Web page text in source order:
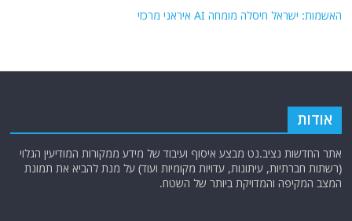
האשמות: ישראל חיסלה מומחה AI איראני מרכזי
אודות
אתר החדשות נציב.נט מבצע איסוף ועיבוד של מידע ממקורות המודיעין הגלוי
(רשתות חברתיות, עיתונות, עדויות מקומיות ועוד) על מנת להביא את תמונת
המצב המקיפה והמדויקת ביותר של השטח.